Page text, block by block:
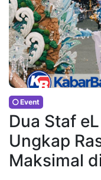
Event
Dua Staf
Ungkap
Maksimal